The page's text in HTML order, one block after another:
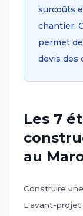
surcoûts
chantier.
permet
devis des
Les 7
au
Construire
L'avant-projet